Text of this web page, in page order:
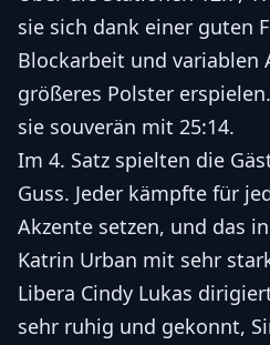
sie sich dank einer guten
Blockarbeit und variablen
größeres Polster
sie souverän mit 25:14.
Im 4. Satz spielten die
Guss. Jeder kämpfte für
Akzente setzen, und das
Katrin Urban mit sehr
Libera Cindy Lukas
sehr ruhig und gekonnt,